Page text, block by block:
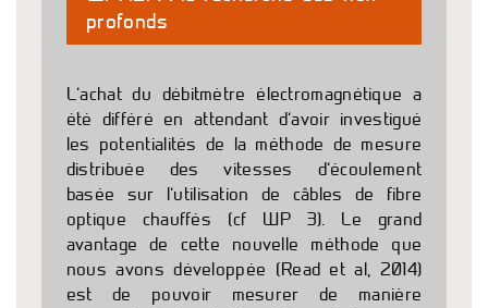
profonds
L’achat du débitmètre électromagnétique a
été différé en attendant d’avoir investigué
les potentialités de la méthode de mesure
distribuée des vitesses d’écoulement
basée sur l’utilisation de câbles de fibre
optique chauffés (cf WP 3). Le grand
avantage de cette nouvelle méthode que
nous avons développée (Read et al, 2014)
est de pouvoir mesurer de manière